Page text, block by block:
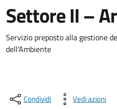
Settore II –
Servizio preposto alla gestione
dell'Ambiente
Condividi Vedi azioni